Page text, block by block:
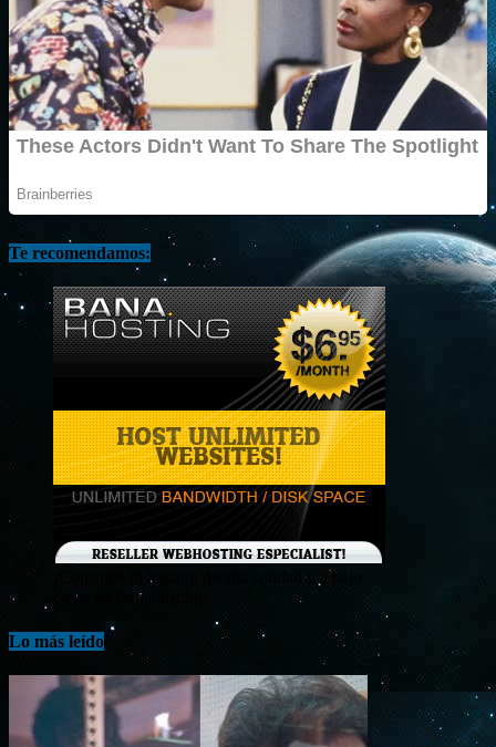
Te recomendamos:
¡Consigue tu hosting de alta calidad y a bajo
costo en Banahosting!
Lo más leído